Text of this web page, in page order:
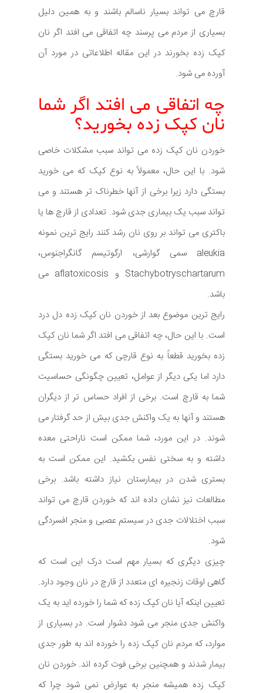
قارچ می تواند بسیار ناسالم باشند و به همین دلیل
بسیاری از مردم می پرسند چه اتفاقی می افتد اگر نان
کپک زده بخورند در این مقاله اطلاعاتی در مورد آن
آورده می شود.
چه اتفاقی می افتد اگر شما
نان کپک زده بخورید؟
خوردن نان کپک زده می تواند سبب مشکلات خاصی
شود. با این حال، معمولاً به نوع کپک که می خورید
بستگی دارد زیرا برخی از آنها خطرناک تر هستند و می
تواند سبب یک بیماری جدی شود. تعدادی از قارچ ها یا
باکتری می تواند بر روی نان رشد کنند رایج ترین نمونه
aleukia سمی گوارشی، ارگوتیسم گانگراجنوس،
Stachybotryschartarum و aflatoxicosis می
باشد.
رایج ترین موضوع بعد از خوردن نان کپک زده دل درد
است. با این حال، چه اتفاقی می افتد اگر شما نان کپک
زده بخورید قطعاً به نوع قارچی که می خورید بستگی
دارد اما یکی دیگر از عوامل، تعیین چگونگی حساسیت
شما به قارچ است. برخی از افراد حساس تر از دیگران
هستند و آنها به یک واکنش جدی بیش از حد گرفتار می
شوند. در این مورد، شما ممکن است ناراحتی معده
داشته و به سختی نفس بکشید. این ممکن است به
بستری شدن در بیمارستان نیاز داشته باشد. برخی
مطالعات نیز نشان داده اند که خوردن قارچ می تواند
سبب اختلالات جدی در سیستم عصبی و منجر افسردگی
شود.
چیزی دیگری که بسیار مهم است درک این است که
گاهی اوقات زنجیره ای متعدد از قارچ در نان وجود دارد.
تعیین اینکه آیا نان کپک زده که شما را خورده اید به یک
واکنش جدی منجر می شود دشوار است. در بسیاری از
موارد، که مردم نان کپک زده را خورده اند به طور جدی
بیمار شدند و همچنین برخی فوت کرده اند. خوردن نان
کپک زده همیشه منجر به عوارض نمی شود چرا که